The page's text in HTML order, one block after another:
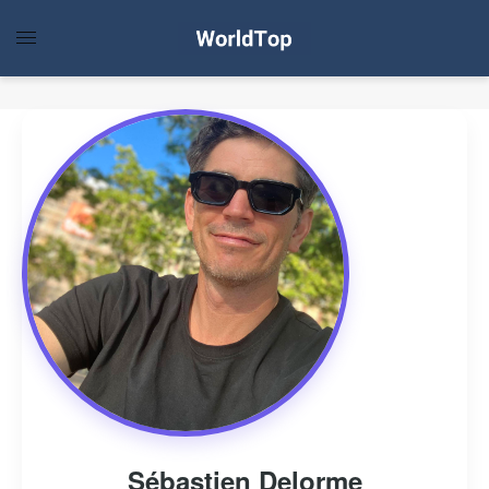
Sébastien Delorme